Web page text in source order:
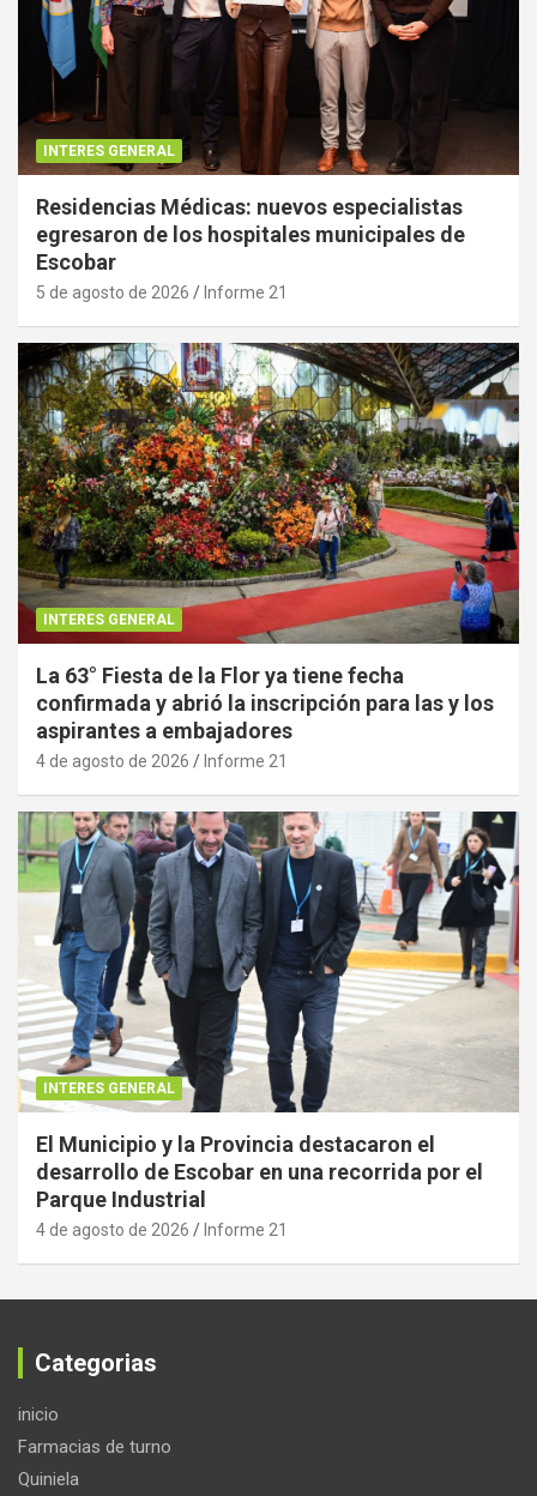
INTERES GENERAL
Residencias Médicas: nuevos especialistas
egresaron de los hospitales municipales de
Escobar
5 de agosto de 2026 Informe 21
INTERES GENERAL
La 63° Fiesta de la Flor ya tiene fecha
confirmada y abrió la inscripción para las y los
aspirantes a embajadores
4 de agosto de 2026 Informe 21
INTERES GENERAL
El Municipio y la Provincia destacaron el
desarrollo de Escobar en una recorrida por el
Parque Industrial
4 de agosto de 2026 Informe 21
Categorias
inicio
Farmacias de turno
Quiniela